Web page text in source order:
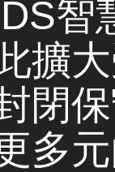
智
擴
閉
多